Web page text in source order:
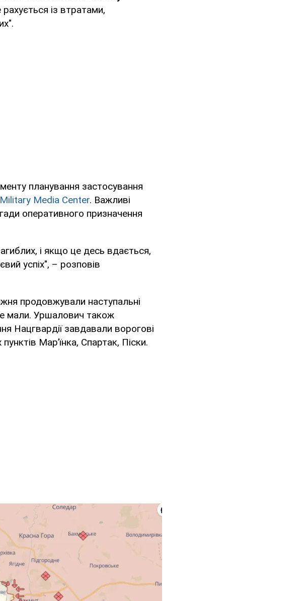
із втратами,
планування застосування
Military Media Center. Важливі
оперативного призначення
і якщо це десь вдається,
успіх", – розповів
продовжували наступальні
мали. Уршалович також
Нацгвардії завдавали ворогові
Мар’їнка, Спартак, Піски.